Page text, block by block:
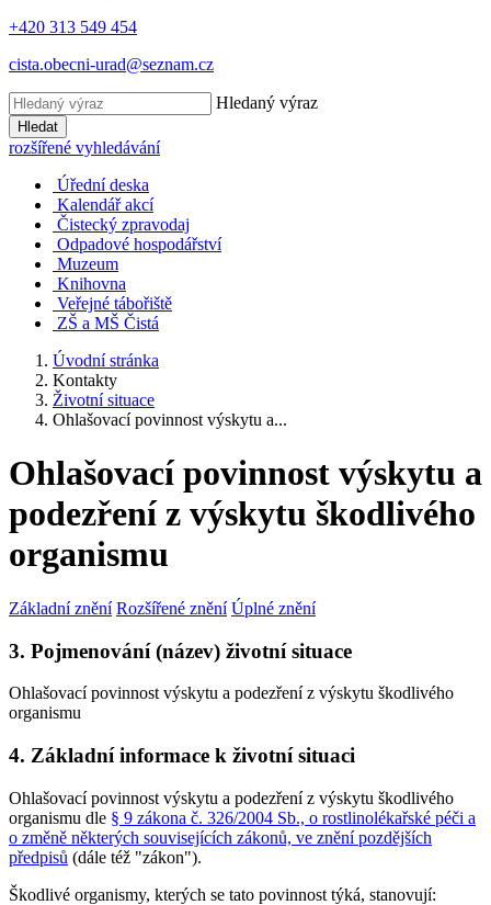
+420 313 549 454
cista.obecni-urad@seznam.cz
Hledaný výraz
Hledat
rozšířené vyhledávání
Úřední deska
Kalendář akcí
Čistecký zpravodaj
Odpadové hospodářství
Muzeum
Knihovna
Veřejné tábořiště
ZŠ a MŠ Čistá
Úvodní stránka
Kontakty
Životní situace
Ohlašovací povinnost výskytu a...
Ohlašovací povinnost výskytu a
podezření z výskytu škodlivého
organismu
Základní znění Rozšířené znění Úplné znění
3. Pojmenování (název) životní situace
Ohlašovací povinnost výskytu a podezření z výskytu škodlivého
organismu
4. Základní informace k životní situaci
Ohlašovací povinnost výskytu a podezření z výskytu škodlivého
organismu dle § 9 zákona č. 326/2004 Sb., o rostlinolékařské péči a
o změně některých souvisejících zákonů, ve znění pozdějších
předpisů (dále též "zákon").
Škodlivé organismy, kterých se tato povinnost týká, stanovují: